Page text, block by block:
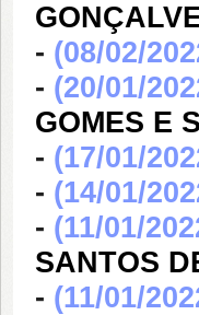
- (08/02/
- (20/01/
GOMES E
- (17/01/
- (14/01/
- (11/01/
SANTOS
- (11/01/